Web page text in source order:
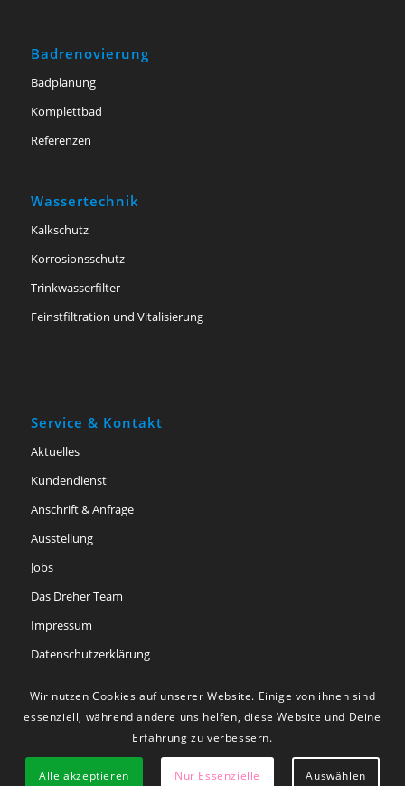
Badrenovierung
Badplanung
Komplettbad
Referenzen
Wassertechnik
Kalkschutz
Korrosionsschutz
Trinkwasserfilter
Feinstfiltration und Vitalisierung
Service & Kontakt
Aktuelles
Kundendienst
Anschrift & Anfrage
Ausstellung
Jobs
Das Dreher Team
Impressum
Datenschutzerklärung
Wir nutzen Cookies auf unserer Website. Einige von ihnen sind
essenziell, während andere uns helfen, diese Website und Deine
Erfahrung zu verbessern.
Alle akzeptieren Nur Essenzielle Auswählen